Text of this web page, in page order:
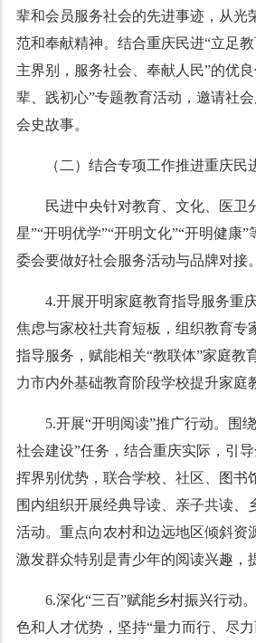
辈和会员服务社会的先进事迹，从光
范和奉献精神。结合重庆民进“立足
主界别，服务社会、奉献人民”的优
辈、践初心”专题教育活动，邀请社
会史故事。
（二）结合专项工作推进重庆民
民进中央针对教育、文化、医卫
星”“开明优学”“开明文化”“开明健康
委会要做好社会服务活动与品牌对接。
4.开展开明家庭教育指导服务重
焦虑与家校社共育短板，组织教育专
指导服务，赋能相关“教联体”家庭教
力市内外基础教育阶段学校提升家庭
5.开展“开明阅读”推广行动。围
社会建设”任务，结合重庆实际，引
挥界别优势，联合学校、社区、图书
围内组织开展经典导读、亲子共读、
活动。重点向农村和边远地区倾斜资
激发群众特别是青少年的阅读兴趣，
6.深化“三百”赋能乡村振兴行动
色和人才优势，坚持“量力而行、尽